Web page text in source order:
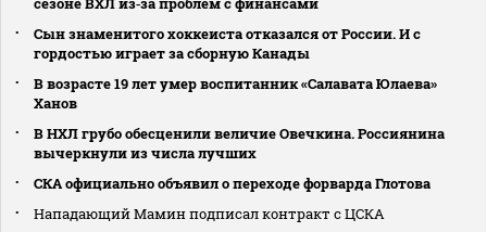
Сын знаменитого хоккеиста отказался от России. И с
гордостью играет за сборную Канады
В возрасте 19 лет умер воспитанник «Салавата Юлаева»
Ханов
В НХЛ грубо обесценили величие Овечкина. Россиянина
вычеркнули из числа лучших
СКА официально объявил о переходе форварда Глотова
Нападающий Мамин подписал контракт с ЦСКА